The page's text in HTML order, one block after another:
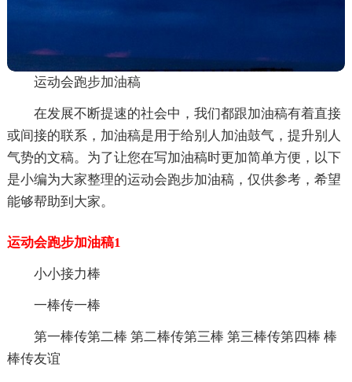
运动会跑步加油稿
在发展不断提速的社会中，我们都跟加油稿有着直接
或间接的联系，加油稿是用于给别人加油鼓气，提升别人
气势的文稿。为了让您在写加油稿时更加简单方便，以下
是小编为大家整理的运动会跑步加油稿，仅供参考，希望
能够帮助到大家。
运动会跑步加油稿1
小小接力棒
一棒传一棒
第一棒传第二棒 第二棒传第三棒 第三棒传第四棒 棒
棒传友谊